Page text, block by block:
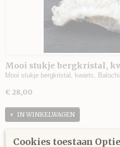
Mooi stukje bergkristal,
Afghanistan - 194 gram -
Mooi stukje bergkristal, kwarts,
€ 28,00
IN WINKELWAGEN
Cookies toestaan